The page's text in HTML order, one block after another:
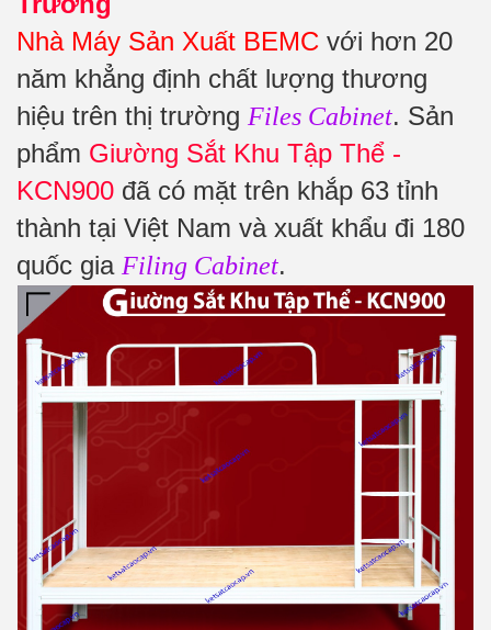
Nhà Máy Sản Xuất BEMC với hơn 20
năm khẳng định chất lượng thương
hiệu trên thị trường Files Cabinet. Sản
phẩm Giường Sắt Khu Tập Thể -
KCN900 đã có mặt trên khắp 63 tỉnh
thành tại Việt Nam và xuất khẩu đi 180
quốc gia Filing Cabinet.